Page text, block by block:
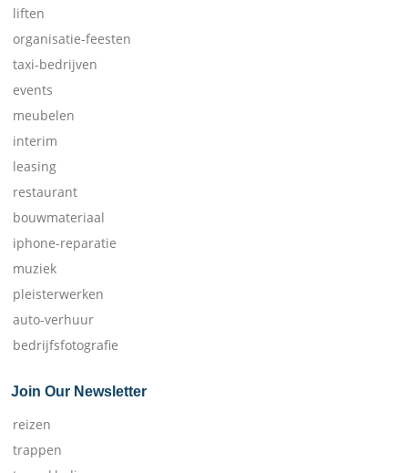
liften
organisatie-feesten
taxi-bedrijven
events
meubelen
interim
leasing
restaurant
bouwmateriaal
iphone-reparatie
muziek
pleisterwerken
auto-verhuur
bedrijfsfotografie
Join Our Newsletter
reizen
trappen